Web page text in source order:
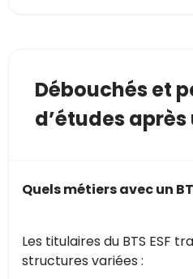
Débouchés et
d’études après
Quels métiers avec un
Les titulaires du BTS ESF
structures variées :